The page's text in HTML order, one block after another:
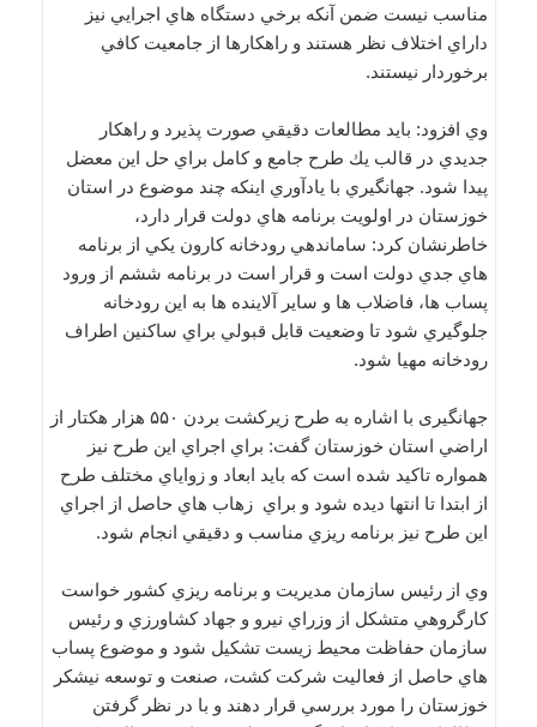
مناسب نيست ضمن آنكه برخي دستگاه هاي اجرايي نيز
داراي اختلاف نظر هستند و راهكارها از جامعيت كافي
برخوردار نيستند.
وي افزود: بايد مطالعات دقيقي صورت پذيرد و راهكار
جديدي در قالب يك طرح جامع و كامل براي حل اين معضل
پيدا شود. جهانگيري با يادآوري اينكه چند موضوع در استان
خوزستان در اولويت برنامه هاي دولت قرار دارد،
خاطرنشان كرد: ساماندهي رودخانه كارون يكي از برنامه
هاي جدي دولت است و قرار است در برنامه ششم از ورود
پساب ها، فاضلاب ها و ساير آلاينده ها به اين رودخانه
جلوگيري شود تا وضعيت قابل قبولي براي ساكنين اطراف
رودخانه مهيا شود.
جهانگیری با اشاره به طرح زيركشت بردن ۵۵۰ هزار هكتار از
اراضي استان خوزستان گفت: براي اجراي اين طرح نيز
همواره تاكيد شده است كه بايد ابعاد و زواياي مختلف طرح
از ابتدا تا انتها ديده شود و براي زهاب هاي حاصل از اجراي
اين طرح نيز برنامه ريزي مناسب و دقيقي انجام شود.
وي از رئیس سازمان مديريت و برنامه ريزي كشور خواست
كارگروهي متشكل از وزراي نيرو و جهاد كشاورزي و رئيس
سازمان حفاظت محيط زيست تشكيل شود و موضوع پساب
هاي حاصل از فعاليت شركت كشت، صنعت و توسعه نيشكر
خوزستان را مورد بررسي قرار دهند و با در نظر گرفتن